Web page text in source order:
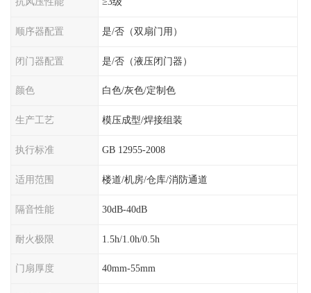
顺序器配置 是/否（双扇门用）
闭门器配置 是/否（液压闭门器）
颜色 白色/灰色/定制色
生产工艺 模压成型/焊接组装
执行标准 GB 12955-2008
适用范围 楼道/机房/仓库/消防通道
隔音性能 30dB-40dB
耐火极限 1.5h/1.0h/0.5h
门扇厚度 40mm-55mm